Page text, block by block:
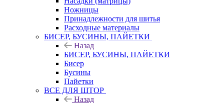
Ножницы
Принадлежности для шитья
Расходные материалы
БИСЕР, БУСИНЫ, ПАЙЕТКИ
Назад
БИСЕР, БУСИНЫ, ПАЙЕТКИ
Бисер
Бусины
Пайетки
ВСЕ ДЛЯ ШТОР
Назад